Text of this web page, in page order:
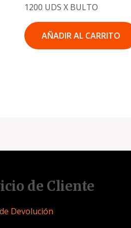
1200 UDS X BULTO
AÑADIR AL CARRITO
de Cliente
Devolución